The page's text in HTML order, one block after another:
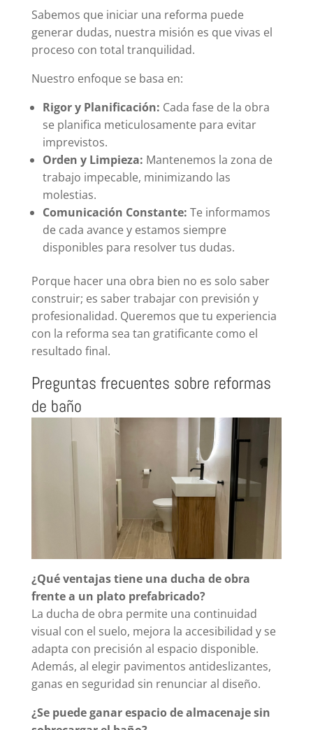
Sabemos que iniciar una reforma puede
generar dudas, nuestra misión es que vivas el
proceso con total tranquilidad.
Nuestro enfoque se basa en:
Rigor y Planificación: Cada fase de la obra
se planifica meticulosamente para evitar
imprevistos.
Orden y Limpieza: Mantenemos la zona de
trabajo impecable, minimizando las
molestias.
Comunicación Constante: Te informamos
de cada avance y estamos siempre
disponibles para resolver tus dudas.
Porque hacer una obra bien no es solo saber
construir; es saber trabajar con previsión y
profesionalidad. Queremos que tu experiencia
con la reforma sea tan gratificante como el
resultado final.
Preguntas frecuentes sobre reformas
de baño
¿Qué ventajas tiene una ducha de obra
frente a un plato prefabricado?
La ducha de obra permite una continuidad
visual con el suelo, mejora la accesibilidad y se
adapta con precisión al espacio disponible.
Además, al elegir pavimentos antideslizantes,
ganas en seguridad sin renunciar al diseño.
¿Se puede ganar espacio de almacenaje sin